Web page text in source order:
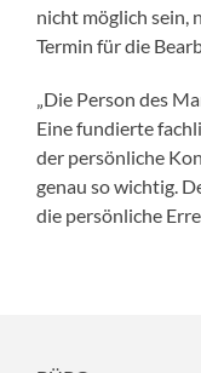
nicht möglich sein,
Termin für die
„Die Person des
Eine fundierte
der persönliche
genau so wichtig.
die persönliche